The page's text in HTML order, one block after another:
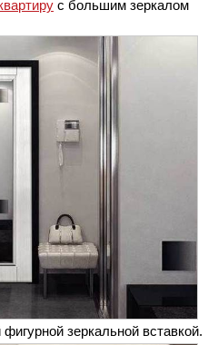
с большим зеркалом
зеркальной вставкой.